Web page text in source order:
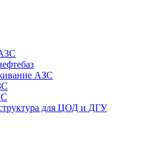
АЗС
для ЦОД и ДГУ